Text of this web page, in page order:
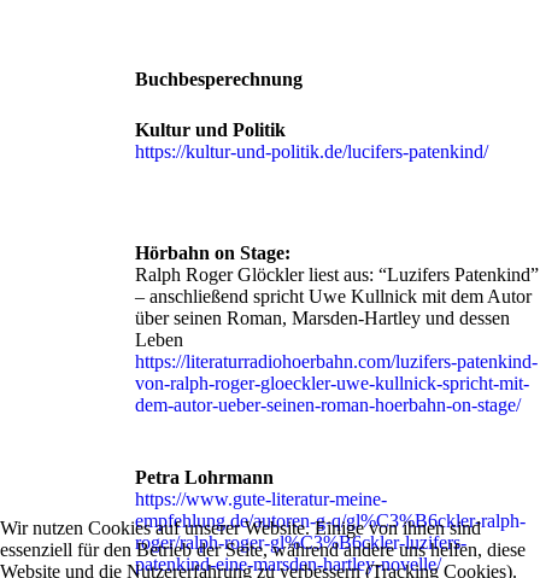
Buchbesperechnung
Kultur und Politik
https://kultur-und-politik.de/lucifers-patenkind/
Hörbahn on Stage:
Ralph Roger Glöckler liest aus: “Luzifers Patenkind”
– anschließend spricht Uwe Kullnick mit dem Autor
über seinen Roman, Marsden-Hartley und dessen
Leben
https://literaturradiohoerbahn.com/luzifers-patenkind-
von-ralph-roger-gloeckler-uwe-kullnick-spricht-mit-
dem-autor-ueber-seinen-roman-hoerbahn-on-stage/
Petra Lohrmann
https://www.gute-literatur-meine-
empfehlung.de/autoren-g-q/gl%C3%B6ckler-ralph-
roger/ralph-roger-gl%C3%B6ckler-luzifers-
patenkind-eine-marsden-hartley-novelle/
Wir nutzen Cookies auf unserer Website. Einige von ihnen sind
essenziell für den Betrieb der Seite, während andere uns helfen, diese
Website und die Nutzererfahrung zu verbessern (Tracking Cookies).